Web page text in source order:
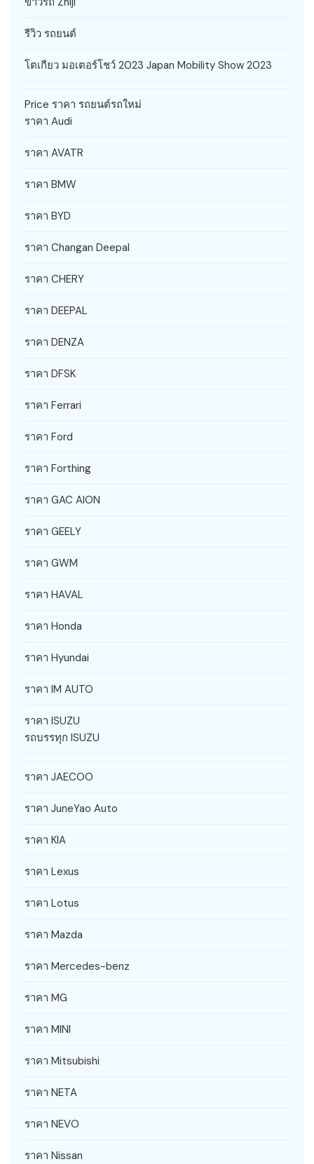
รีวิว รถยนต์
โตเกียว มอเตอร์โชว์ 2023 Japan Mobility Show 2023
Price ราคา รถยนต์รถใหม่
ราคา Audi
ราคา AVATR
ราคา BMW
ราคา BYD
ราคา Changan Deepal
ราคา CHERY
ราคา DEEPAL
ราคา DENZA
ราคา DFSK
ราคา Ferrari
ราคา Ford
ราคา Forthing
ราคา GAC AION
ราคา GEELY
ราคา GWM
ราคา HAVAL
ราคา Honda
ราคา Hyundai
ราคา IM AUTO
ราคา ISUZU
รถบรรทุก ISUZU
ราคา JAECOO
ราคา JuneYao Auto
ราคา KIA
ราคา Lexus
ราคา Lotus
ราคา Mazda
ราคา Mercedes-benz
ราคา MG
ราคา MINI
ราคา Mitsubishi
ราคา NETA
ราคา NEVO
ราคา Nissan